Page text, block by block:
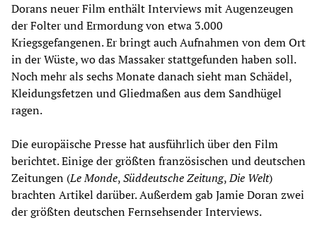
Dorans neuer Film enthält Interviews mit Augenzeugen
der Folter und Ermordung von etwa 3.000
Kriegsgefangenen. Er bringt auch Aufnahmen von dem Ort
in der Wüste, wo das Massaker stattgefunden haben soll.
Noch mehr als sechs Monate danach sieht man Schädel,
Kleidungsfetzen und Gliedmaßen aus dem Sandhügel
ragen.
Die europäische Presse hat ausführlich über den Film
berichtet. Einige der größten französischen und deutschen
Zeitungen (Le Monde,Süddeutsche Zeitung,Die Welt)
brachten Artikel darüber. Außerdem gab Jamie Doran zwei
der größten deutschen Fernsehsender Interviews.